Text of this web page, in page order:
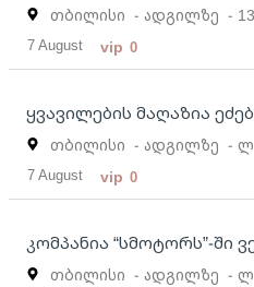
თბილისი - ადგილზე -
7 August vip 0
ყვავილების მაღაზია
თბილისი - ადგილზე - ლ
7 August vip 0
კომპანია “სმოტორს”-ში
თბილისი - ადგილზე - ლ